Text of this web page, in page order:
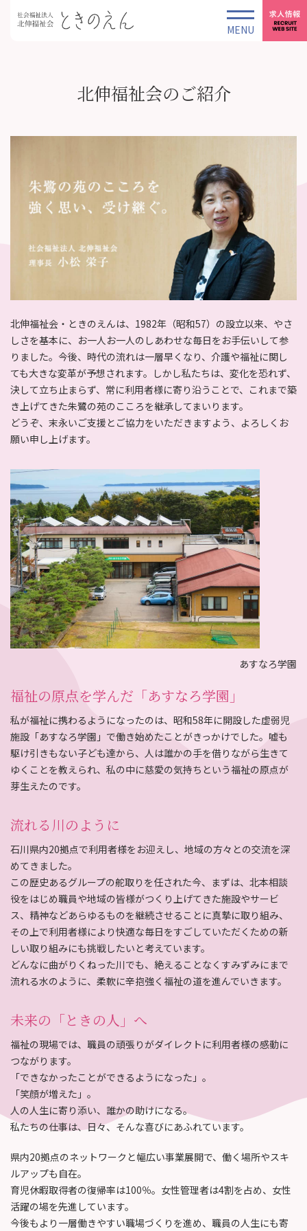
北伸福祉会のご紹介
北伸福祉会・ときのえんは、1982年（昭和57）の設立以来、やさ
しさを基本に、お一人お一人のしあわせな毎日をお手伝いして参
りました。今後、時代の流れは一層早くなり、介護や福祉に関し
ても大きな変革が予想されます。しかし私たちは、変化を恐れず、
決して立ち止まらず、常に利用者様に寄り沿うことで、これまで築
き上げてきた朱鷺の苑のこころを継承してまいります。
どうぞ、末永いご支援とご協力をいただきますよう、よろしくお
願い申し上げます。
あすなろ学園
福祉の原点を学んだ「あすなろ学園」
私が福祉に携わるようになったのは、昭和58年に開設した虚弱児
施設「あすなろ学園」で働き始めたことがきっかけでした。嘘も
駆け引きもない子ども達から、人は誰かの手を借りながら生きて
ゆくことを教えられ、私の中に慈愛の気持ちという福祉の原点が
芽生えたのです。
流れる川のように
石川県内20拠点で利用者様をお迎えし、地域の方々との交流を深
めてきました。
この歴史あるグループの舵取りを任された今、まずは、北本相談
役をはじめ職員や地域の皆様がつくり上げてきた施設やサービ
ス、精神などあらゆるものを継続させることに真摯に取り組み、
その上で利用者様により快適な毎日をすごしていただくための新
しい取り組みにも挑戦したいと考えています。
どんなに曲がりくねった川でも、絶えることなくすみずみにまで
流れる水のように、柔軟に辛抱強く福祉の道を進んでいきます。
未来の「ときの人」へ
福祉の現場では、職員の頑張りがダイレクトに利用者様の感動に
つながります。
「できなかったことができるようになった」。
「笑顔が増えた」。
人の人生に寄り添い、誰かの助けになる。
私たちの仕事は、日々、そんな喜びにあふれています。
県内20拠点のネットワークと幅広い事業展開で、働く場所やスキ
ルアップも自在。
育児休暇取得者の復帰率は100％。女性管理者は4割を占め、女性
活躍の場を先進しています。
今後もより一層働きやすい職場づくりを進め、職員の人生にも寄